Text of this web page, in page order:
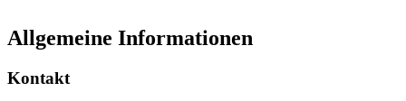
Allgemeine Informationen
Kontakt